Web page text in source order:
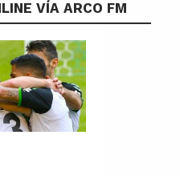
VÍA ARCO FM